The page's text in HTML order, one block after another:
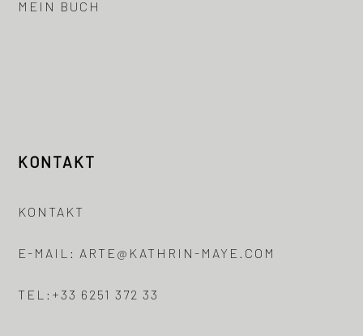
MEIN BUCH
KONTAKT
KONTAKT
E-MAIL: ARTE@KATHRIN-MAYE.COM
TEL: +33 6251 372 33